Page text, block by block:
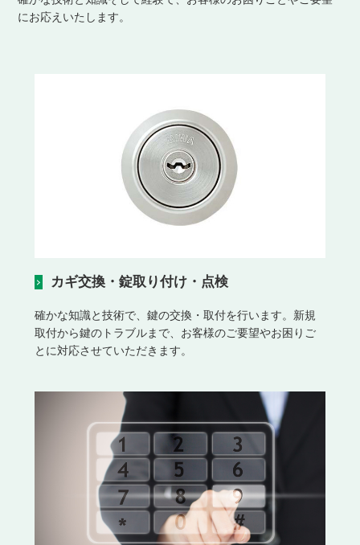
にお応えいたします。
カギ交換・錠取り付け・点検
確かな知識と技術で、鍵の交換・取付を行います。新規
取付から鍵のトラブルまで、お客様のご要望やお困りご
とに対応させていただきます。